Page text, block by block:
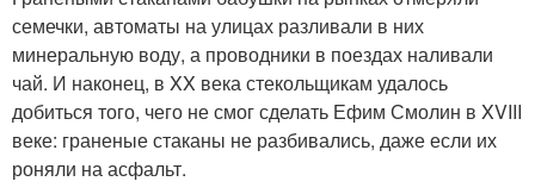
семечки, автоматы на улицах разливали в них
минеральную воду, а проводники в поездах наливали
чай. И наконец, в XX века стекольщикам удалось
добиться того, чего не смог сделать Ефим Смолин в XVIII
веке: граненые стаканы не разбивались, даже если их
роняли на асфальт.